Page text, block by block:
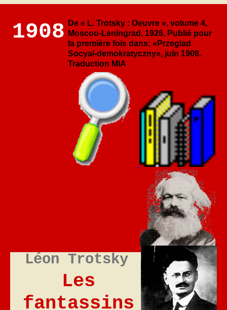
1908
De « L. Trotsky : Oeuvre », volume 4,
Moscou-Leningrad, 1926. Publié pour
la première fois dans: «Przeglad
Socyal-demokratyczny», juin 1908.
Traduction MIA
Léon Trotsky
Les
fantassins